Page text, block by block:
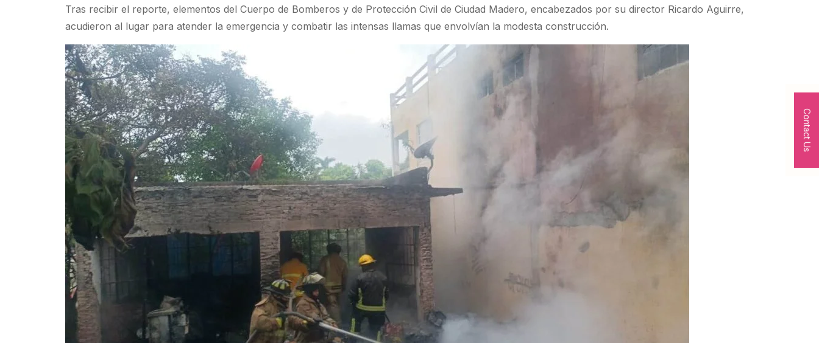
Tras recibir el reporte, elementos del Cuerpo de Bomberos y de Protección Civil de Ciudad Madero, encabezados por su director Ricardo Aguirre,
acudieron al lugar para atender la emergencia y combatir las intensas llamas que envolvían la modesta construcción.
Contact Us